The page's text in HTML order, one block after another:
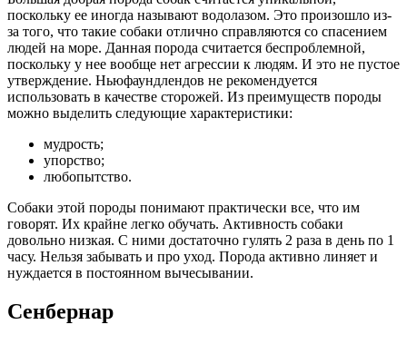
поскольку ее иногда называют водолазом. Это произошло из-
за того, что такие собаки отлично справляются со спасением
людей на море. Данная порода считается беспроблемной,
поскольку у нее вообще нет агрессии к людям. И это не пустое
утверждение. Ньюфаундлендов не рекомендуется
использовать в качестве сторожей. Из преимуществ породы
можно выделить следующие характеристики:
мудрость;
упорство;
любопытство.
Собаки этой породы понимают практически все, что им
говорят. Их крайне легко обучать. Активность собаки
довольно низкая. С ними достаточно гулять 2 раза в день по 1
часу. Нельзя забывать и про уход. Порода активно линяет и
нуждается в постоянном вычесывании.
Сенбернар